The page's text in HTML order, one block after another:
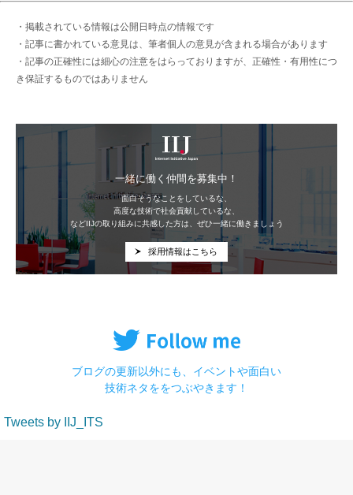
・掲載されている情報は公開日時点の情報です
・記事に書かれている意見は、筆者個人の意見が含まれる場合があります
・記事の正確性には細心の注意をはらっておりますが、正確性・有用性につ
き保証するものではありません
IIJ
一緒に働く仲間を募集中！
面白そうなことをしているな、
高度な技術で社会貢献しているな、
などIIJの取り組みに共感した方は、ぜひ一緒に働きましょう
採用情報はこちら
ブログの更新以外にも、イベントや面白い
技術ネタををつぶやきます！
Tweets by IIJ_ITS